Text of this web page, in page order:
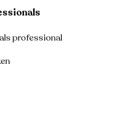
professional